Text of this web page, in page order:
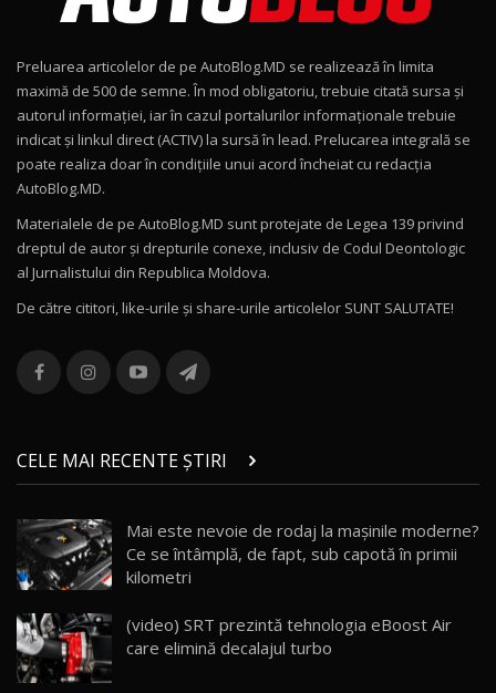
15:22
Mercedes-AMG E 53 HYBRID 4MATIC+ / Test
Drive AutoBlog.MD
16:27
11
Noul Volvo ES90 / Test Drive AutoBlog.MD
12
Noul MG HS / Test Drive AutoBlog.MD
16:48
13
combină aventura cu luxul / AutoBlog.MD
36:08
chinez care face lumea să se întoarcă după el
/ AutoBlog.MD
17:27
15 14:37
16
AutoBlogMD
13:10
Preluarea articolelor de pe AutoBlog.MD se realizează în limita
maximă de 500 de semne. În mod obligatoriu, trebuie citată sursa și
autorul informației, iar în cazul portalurilor informaționale trebuie
indicat și linkul direct (ACTIV) la sursă în lead. Prelucarea integrală se
poate realiza doar în condițiile unui acord încheiat cu redacţia
AutoBlog.MD.
Materialele de pe AutoBlog.MD sunt protejate de Legea 139 privind
dreptul de autor și drepturile conexe, inclusiv de Codul Deontologic
al Jurnalistului din Republica Moldova.
De către cititori, like-urile şi share-urile articolelor SUNT SALUTATE!
CELE MAI RECENTE ȘTIRI
Mai este nevoie de rodaj la mașinile moderne?
Ce se întâmplă, de fapt, sub capotă în primii
kilometri
(video) SRT prezintă tehnologia eBoost Air
care elimină decalajul turbo